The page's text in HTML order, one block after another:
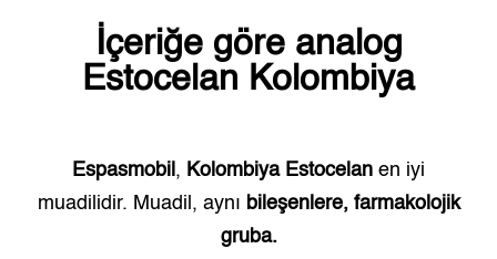
İçeriğe göre analog
Estocelan Kolombiya
Espasmobil , Kolombiya Estocelan en iyi
muadilidir. Muadil, aynı bileşenlere, farmakolojik
gruba.